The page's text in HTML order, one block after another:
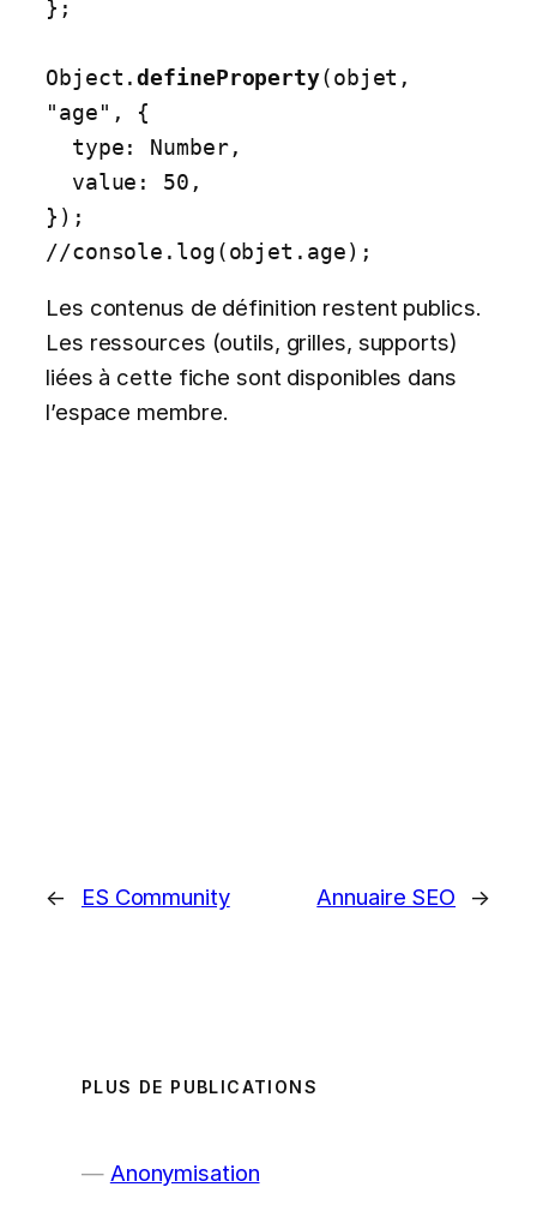
};
Object.defineProperty(objet,
"age", {
});
//console.log(objet.age);
Les contenus de définition restent publics.
Les ressources (outils, grilles, supports)
liées à cette fiche sont disponibles dans
l’espace membre.
← ES Community Annuaire SEO →
PLUS DE PUBLICATIONS
Anonymisation